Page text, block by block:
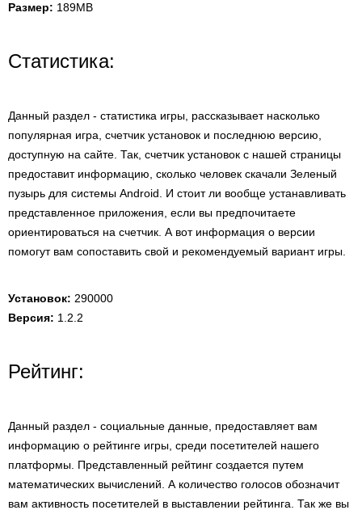
Размер: 189MB
Статистика:
Данный раздел - статистика игры, рассказывает насколько
популярная игра, счетчик установок и последнюю версию,
доступную на сайте. Так, счетчик установок с нашей страницы
предоставит информацию, сколько человек скачали Зеленый
пузырь для системы Android. И стоит ли вообще устанавливать
представленное приложения, если вы предпочитаете
ориентироваться на счетчик. А вот информация о версии
помогут вам сопоставить свой и рекомендуемый вариант игры.
Установок: 290000
Версия: 1.2.2
Рейтинг:
Данный раздел - социальные данные, предоставляет вам
информацию о рейтинге игры, среди посетителей нашего
платформы. Представленный рейтинг создается путем
математических вычислений. А количество голосов обозначит
вам активность посетителей в выставлении рейтинга. Так же вы